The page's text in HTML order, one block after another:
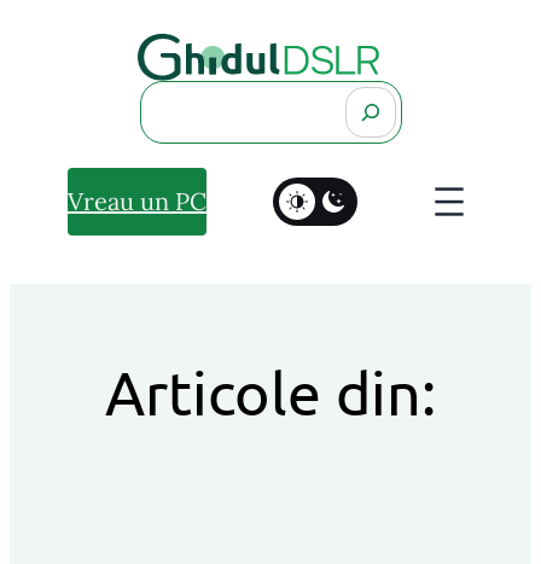
Search
Vreau un PC
Articole din: